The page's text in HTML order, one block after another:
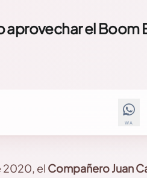
el Boom
WA
2020, el Compañero Juan